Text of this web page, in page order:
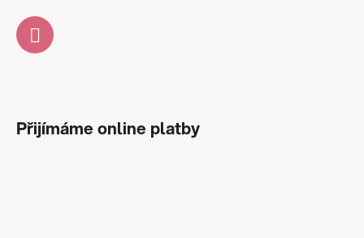
Přijímáme online platby